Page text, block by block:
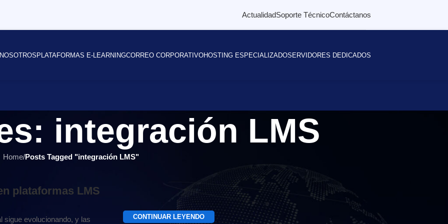
ActualidadSoporte TécnicoContáctanos
NOSOTROSPLATAFORMAS E-LEARNINGCORREO CORPORATIVOHOSTING ESPECIALIZADOSERVIDORES DEDICADOS
integración LMS
Home/Posts Tagged "integración LMS"
plataformas LMS
sigue evolucionando, y las
CONTINUAR LEYENDO
BUSCAR